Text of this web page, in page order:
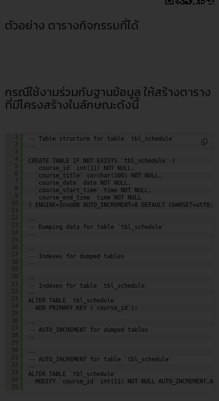
ตัวอย่าง ตารางกิจกรรมที่ได้
กรณีใช้งามร่วมกับฐานข้อมูล ให้สร้างตาราง
ที่มีโครงสร้างในลักษณะดังนี้
1
2
3
4
5
6
7
8
9
10
11
12
13
14
15
16
17
18
19
20
21
22
23
24
25
26
27
28
29
30
31
32
33
34
35
-- Table structure for table `tbl_schedule`
--
CREATE TABLE IF NOT EXISTS `tbl_schedule` (
`course_id` int(11) NOT NULL,
`course_title` varchar(100) NOT NULL,
`course_date` date NOT NULL,
`course_start_time` time NOT NULL,
`course_end_time` time NOT NULL
) ENGINE=InnoDB AUTO_INCREMENT=8 DEFAULT CHARSET=utf8;
--
-- Dumping data for table `tbl_schedule`
--
--
-- Indexes for dumped tables
--
--
-- Indexes for table `tbl_schedule`
--
ALTER TABLE `tbl_schedule`
ADD PRIMARY KEY (`course_id`);
--
-- AUTO_INCREMENT for dumped tables
--
--
-- AUTO_INCREMENT for table `tbl_schedule`
--
ALTER TABLE `tbl_schedule`
MODIFY `course_id` int(11) NOT NULL